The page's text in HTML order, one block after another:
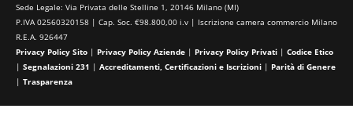
Sede Legale: Via Privata delle Stelline 1, 20146 Milano (MI)
P.IVA 02560320158 | Cap. Soc. €98.800,00 i.v | Iscrizione camera commercio Milano
R.E.A. 926447
Privacy Policy Sito | Privacy Policy Aziende | Privacy Policy Privati | Codice Etico
| Segnalazioni 231 | Accreditamenti, Certificazioni e Iscrizioni | Parità di Genere
| Trasparenza